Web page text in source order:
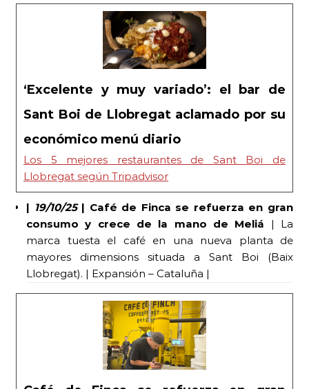
‘Excelente y muy variado’: el bar de
Sant Boi de Llobregat aclamado por su
económico menú diario
Los 5 mejores restaurantes de Sant Boi de
Llobregat según Tripadvisor
| 19/10/25| Café de Finca se refuerza en gran
consumo y crece de la mano de Meliá | La
marca tuesta el café en una nueva planta de
mayores dimensions situada a Sant Boi (Baix
Llobregat). | Expansión – Cataluña |